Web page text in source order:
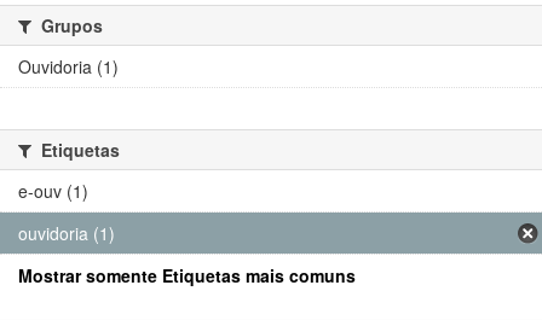
Grupos
Ouvidoria (1)
Etiquetas
e-ouv (1)
ouvidoria (1)
Mostrar somente Etiquetas mais comuns